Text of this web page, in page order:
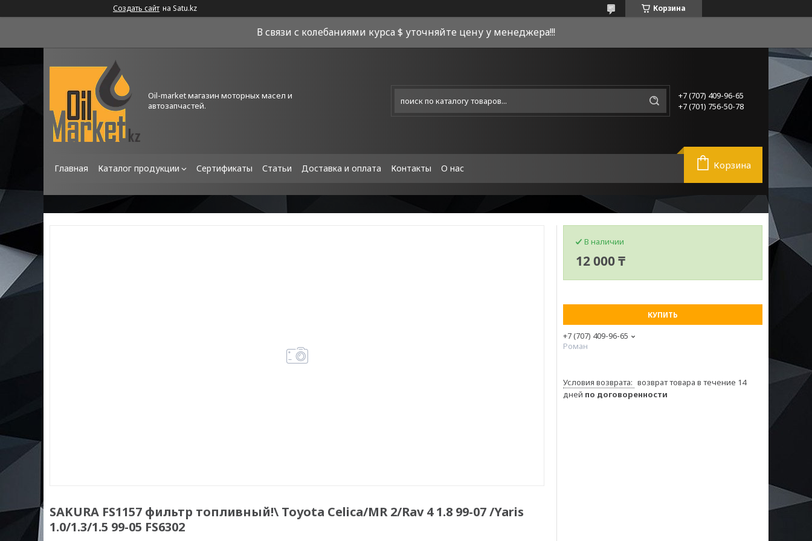
Создать сайт на Satu.kz Корзина
В связи с колебаниями курса $ уточняйте цену у менеджера!!!
Oil-market магазин моторных масел и
автозапчастей.
+7 (707) 409-96-65
+7 (701) 756-50-78
Главная Каталог продукции Сертификаты Статьи Доставка и оплата Контакты О нас Корзина
SAKURA FS1157 фильтр топливный!\ Toyota Celica/MR 2/Rav 4 1.8 99-07 /Yaris
1.0/1.3/1.5 99-05 FS6302
В наличии
12 000 ₸
КУПИТЬ
+7 (707) 409-96-65
Роман
возврат товара в течение 14
дней по договоренности